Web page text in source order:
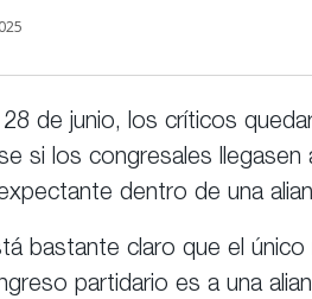
de junio, los críticos
si los congresales llegasen
dentro de una
bastante claro que el
partidario es a una